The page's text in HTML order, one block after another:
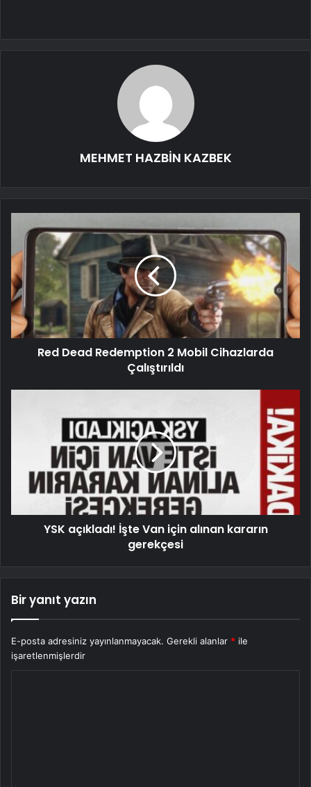
MEHMET HAZBİN KAZBEK
Red Dead Redemption 2 Mobil Cihazlarda
Çalıştırıldı
YSK açıkladı! İşte Van için alınan kararın
gerekçesi
Bir yanıt yazın
E-posta adresiniz yayınlanmayacak. Gerekli alanlar * ile
işaretlenmişlerdir